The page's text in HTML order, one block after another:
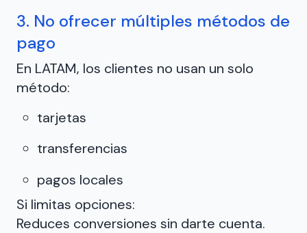
3. No ofrecer múltiples métodos de
pago
En LATAM, los clientes no usan un solo
método:
tarjetas
transferencias
pagos locales
Si limitas opciones:
Reduces conversiones sin darte cuenta.